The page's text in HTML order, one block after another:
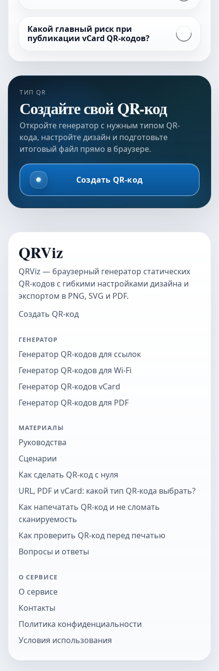
Какой главный риск при
публикации vCard QR-кодов?
ТИП QR
Создайте свой QR-код
Откройте генератор с нужным типом QR-
кода, настройте дизайн и подготовьте
итоговый файл прямо в браузере.
Создать QR-код
QRViz
QRViz — браузерный генератор статических
QR-кодов с гибкими настройками дизайна и
экспортом в PNG, SVG и PDF.
Создать QR-код
ГЕНЕРАТОР
Генератор QR-кодов для ссылок
Генератор QR-кодов для Wi-Fi
Генератор QR-кодов vCard
Генератор QR-кодов для PDF
МАТЕРИАЛЫ
Руководства
Сценарии
Как сделать QR-код с нуля
URL, PDF и vCard: какой тип QR-кода выбрать?
Как напечатать QR-код и не сломать
сканируемость
Как проверить QR-код перед печатью
Вопросы и ответы
О СЕРВИСЕ
О сервисе
Контакты
Политика конфиденциальности
Условия использования